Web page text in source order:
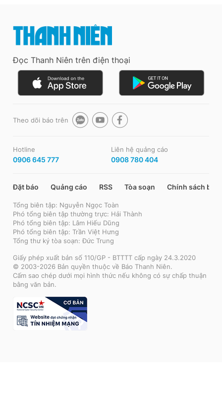
Đọc Thanh Niên trên điện thoại
Theo dõi báo trên
Hotline
0906 645 777
Liên hệ quảng cáo
0908 780 404
Đặt báo Quảng cáo RSS Tòa soạn Chính sách bảo
Tổng biên tập: Nguyễn Ngọc Toàn
Phó tổng biên tập thường trực: Hải Thành
Phó tổng biên tập: Lâm Hiếu Dũng
Phó tổng biên tập: Trần Việt Hưng
Tổng thư ký tòa soạn: Đức Trung
Giấy phép xuất bản số 110/GP - BTTTT cấp ngày 24.3.2020
© 2003-2026 Bản quyền thuộc về Báo Thanh Niên.
Cấm sao chép dưới mọi hình thức nếu không có sự chấp thuận
bằng văn bản.